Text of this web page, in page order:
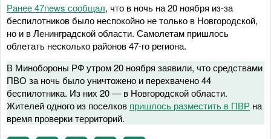
Ранее 47news сообщал, что в ночь на 20 ноября из-за
беспилотников было неспокойно не только в Новгородской,
но и в Ленинградской области. Самолетам пришлось
облетать несколько районов 47-го региона.
В Минобороны РФ утром 20 ноября заявили, что средствами
ПВО за ночь было уничтожено и перехвачено 44
беспилотника. Из них 20 — в Новгородской области.
Жителей одного из поселков пришлось разместить в ПВР на
время проверки территорий.